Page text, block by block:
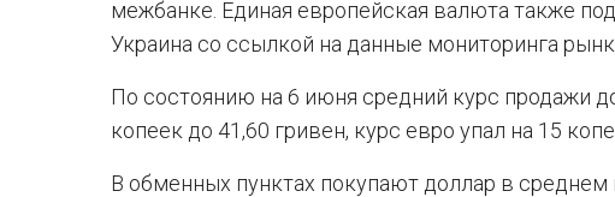
межбанке. Единая европейская валюта также
Украина со ссылкой на данные мониторинга
По состоянию на 6 июня средний курс продажи
копеек до 41,60 гривен, курс евро упал на 15
В обменных пунктах покупают доллар в среднем